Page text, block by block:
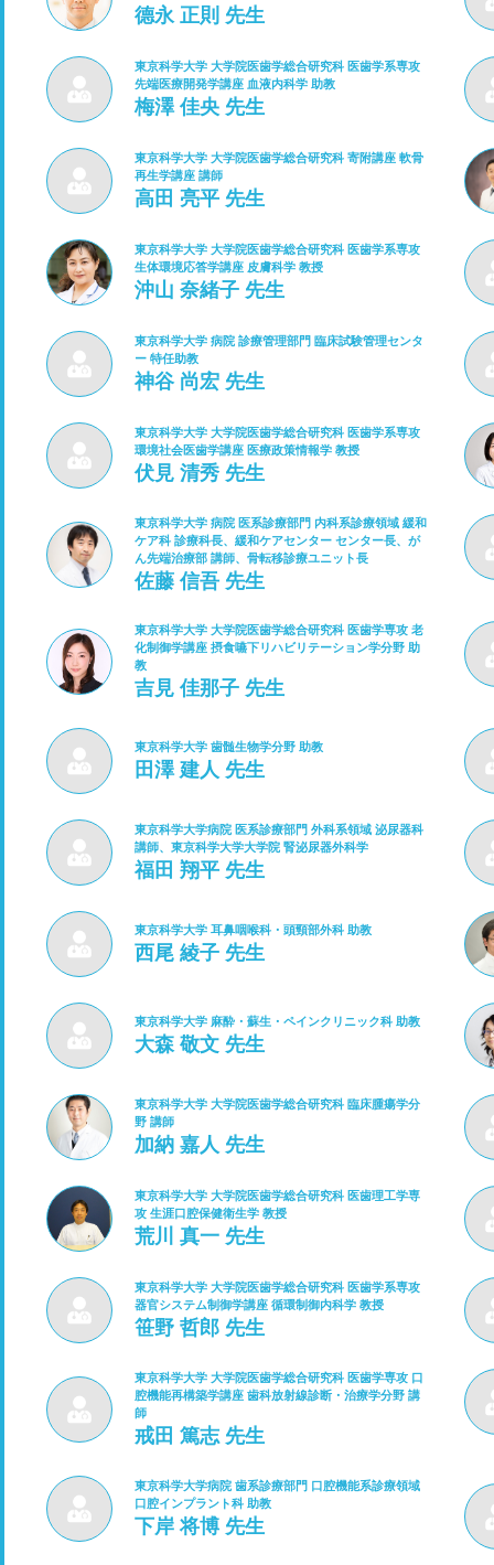
德永 正則 先生
東京科学大学 大学院医歯学総合研究科 医歯学系専攻
先端医療開発学講座 血液内科学 助教
梅澤 佳央 先生
東京科学大学 大学院医歯学総合研究科 寄附講座 軟骨
再生学講座 講師
高田 亮平 先生
東京科学大学 大学院医歯学総合研究科 医歯学系専攻
生体環境応答学講座 皮膚科学 教授
沖山 奈緒子 先生
東京科学大学 病院 診療管理部門 臨床試験管理センタ
ー 特任助教
神谷 尚宏 先生
東京科学大学 大学院医歯学総合研究科 医歯学系専攻
環境社会医歯学講座 医療政策情報学 教授
伏見 清秀 先生
東京科学大学 病院 医系診療部門 内科系診療領域 緩和
ケア科 診療科長、緩和ケアセンター センター長、が
ん先端治療部 講師、骨転移診療ユニット長
佐藤 信吾 先生
東京科学大学 大学院医歯学総合研究科 医歯学専攻 老
化制御学講座 摂食嚥下リハビリテーション学分野 助
教
吉見 佳那子 先生
東京科学大学 歯髄生物学分野 助教
田澤 建人 先生
東京科学大学病院 医系診療部門 外科系領域 泌尿器科
講師、東京科学大学大学院 腎泌尿器外科学
福田 翔平 先生
東京科学大学 耳鼻咽喉科・頭頸部外科 助教
西尾 綾子 先生
東京科学大学 麻酔・蘇生・ペインクリニック科 助教
大森 敬文 先生
東京科学大学 大学院医歯学総合研究科 臨床腫瘍学分
野 講師
加納 嘉人 先生
東京科学大学 大学院医歯学総合研究科 医歯理工学専
攻 生涯口腔保健衛生学 教授
荒川 真一 先生
東京科学大学 大学院医歯学総合研究科 医歯学系専攻
器官システム制御学講座 循環制御内科学 教授
笹野 哲郎 先生
東京科学大学 大学院医歯学総合研究科 医歯学専攻 口
腔機能再構築学講座 歯科放射線診断・治療学分野 講
師
戒田 篤志 先生
東京科学大学病院 歯系診療部門 口腔機能系診療領域
口腔インプラント科 助教
下岸 将博 先生